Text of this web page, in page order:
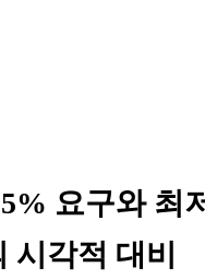
요구와 최
시각적 대비